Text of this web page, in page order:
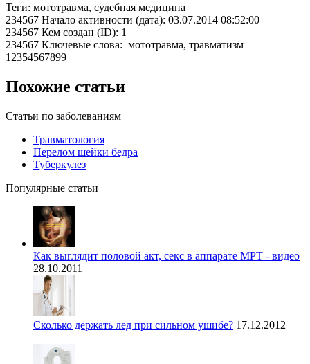
Теги: мототравма, судебная медицина
234567 Начало активности (дата): 03.07.2014 08:52:00
234567 Кем создан (ID): 1
234567 Ключевые слова: мототравма, травматизм
12354567899
Похожие статьи
Статьи по заболеваниям
Травматология
Перелом шейки бедра
Туберкулез
Популярные статьи
Как выглядит половой акт, секс в аппарате МРТ - видео
28.10.2011
Сколько держать лед при сильном ушибе? 17.12.2012